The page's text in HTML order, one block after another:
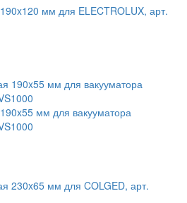
мм для ELECTROLUX, арт.
мм для вакууматора